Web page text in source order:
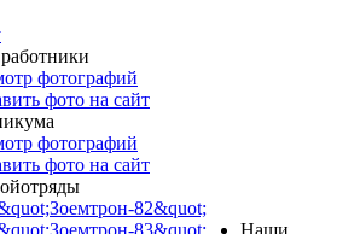
фотографий
фото на сайт
фотографий
фото на сайт
82&quot;
83&quot;
Наши